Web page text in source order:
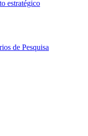
estratégico
de Pesquisa